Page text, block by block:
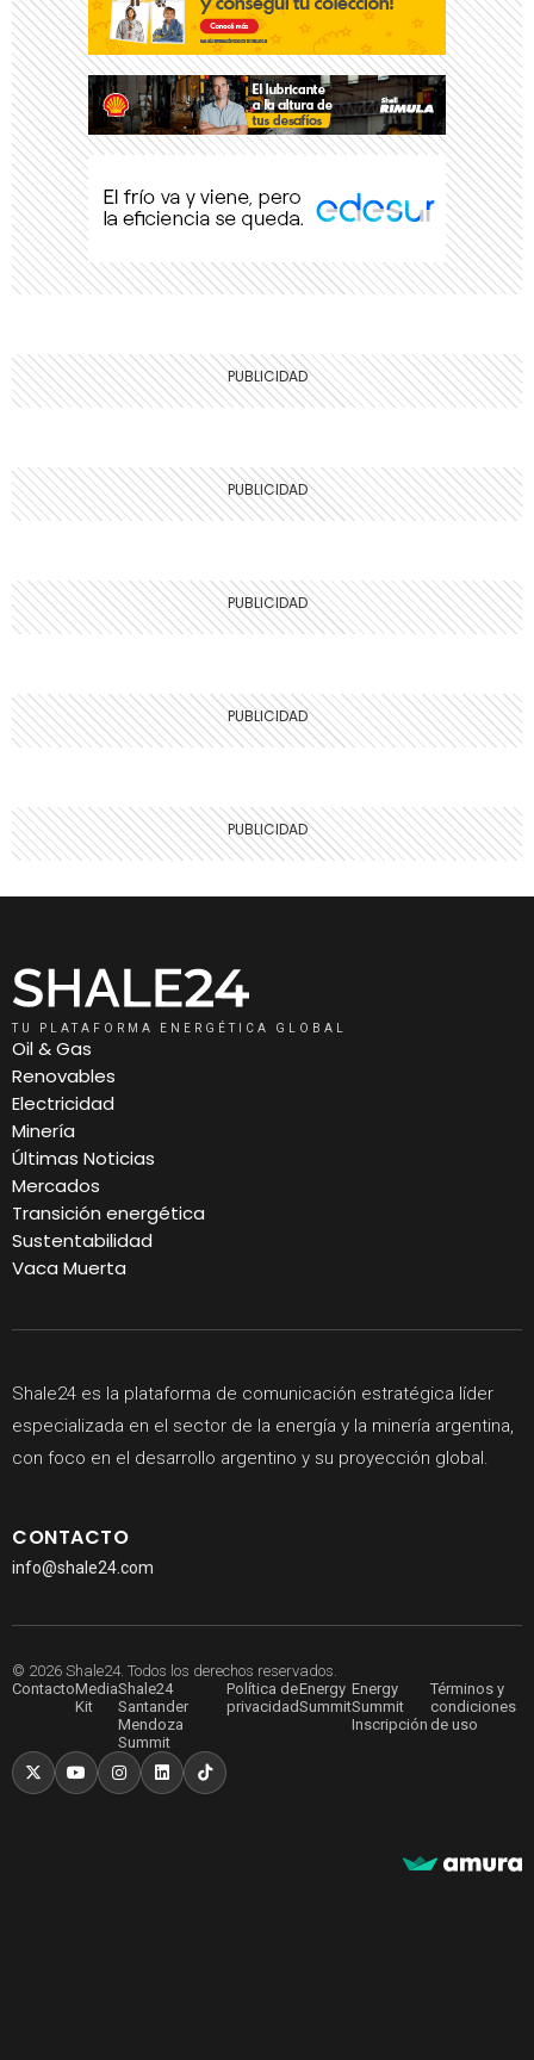
TU PLATAFORMA ENERGÉTICA GLOBAL
Oil & Gas
Renovables
Electricidad
Minería
Últimas Noticias
Mercados
Transición energética
Sustentabilidad
Vaca Muerta
Shale24 es la plataforma de comunicación estratégica líder
especializada en el sector de la energía y la minería argentina,
con foco en el desarrollo argentino y su proyección global.
CONTACTO
info@shale24.com
© 2026 Shale24. Todos los derechos reservados.
ContactoMedia
Kit
Shale24
Santander
Mendoza
Summit
Política de
privacidad
Energy
Summit
Energy
Summit
Inscripción
Términos y
condiciones
de uso